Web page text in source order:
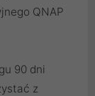
QNAP
90 dni
z